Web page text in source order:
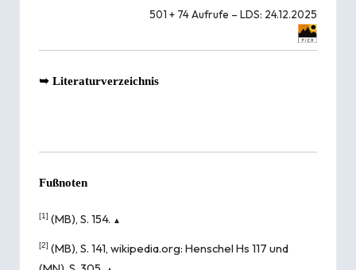
501 + 74 Aufrufe – LDS: 24.12.2025
➥ Literaturverzeichnis
Fußnoten
[1] (MB), S. 154. ▲
[2] (MB), S. 141, wikipedia.org: Henschel Hs 117 und